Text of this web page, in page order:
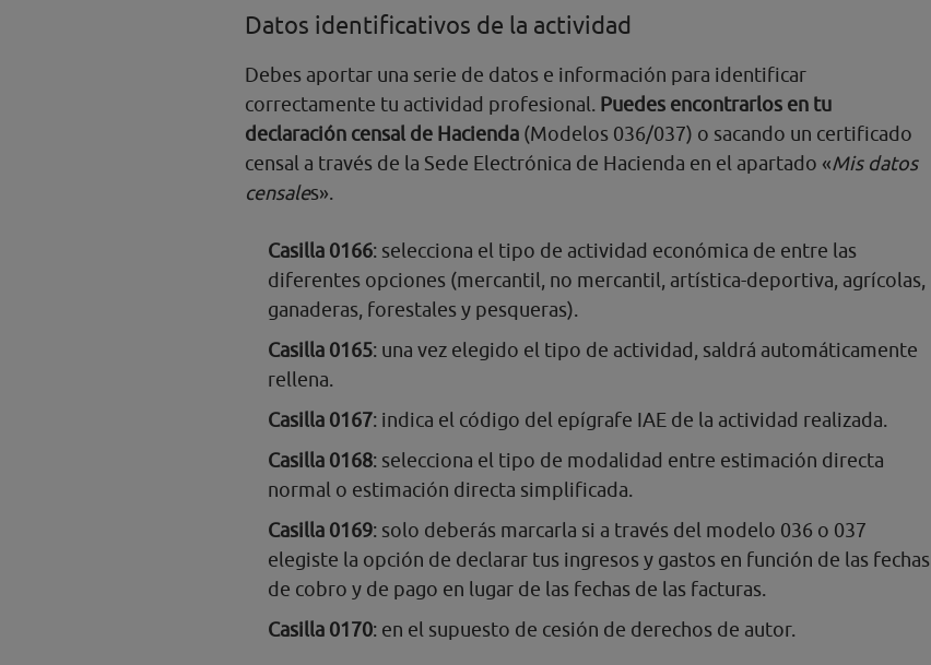
Datos identificativos de la actividad
Debes aportar una serie de datos e información para identificar
correctamente tu actividad profesional. Puedes encontrarlos en tu
declaración censal de Hacienda (Modelos 036/037) o sacando un certificado
censal a través de la Sede Electrónica de Hacienda en el apartado «Mis datos
censales».
Casilla 0166: selecciona el tipo de actividad económica de entre las
diferentes opciones (mercantil, no mercantil, artística-deportiva, agrícolas,
ganaderas, forestales y pesqueras).
Casilla 0165: una vez elegido el tipo de actividad, saldrá automáticamente
rellena.
Casilla 0167: indica el código del epígrafe IAE de la actividad realizada.
Casilla 0168: selecciona el tipo de modalidad entre estimación directa
normal o estimación directa simplificada.
Casilla 0169: solo deberás marcarla si a través del modelo 036 o 037
elegiste la opción de declarar tus ingresos y gastos en función de las fechas
de cobro y de pago en lugar de las fechas de las facturas.
Casilla 0170: en el supuesto de cesión de derechos de autor.